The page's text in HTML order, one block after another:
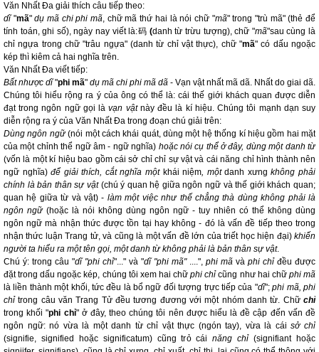
Văn Nhất Đa giải thích câu tiếp theo:
dĩ "mã"dụ mã chi phi mã, chữ mã thứ hai là nói chữ "mã" trong "trù mã" (thẻ để
tính toán, ghi số), ngày nay viết là:码 (danh từ trừu tượng), chữ "mã"sau cùng là
chỉ ngựa trong chữ "trâu ngựa" (danh từ chỉ vật thực), chữ "mã" có dấu ngoặc
kép thì kiêm cả hai nghĩa trên.
Văn Nhất Đa viết tiếp:
Bất nhược dĩ"phi mã" dụ mã chi phi mã dã - Vạn vật nhất mã dã. Nhất do giai dã.
Chúng tôi hiểu rộng ra ý của ông có thể là: cái thế giới khách quan được diễn
đạt trong ngôn ngữ gọi làvạn vậtnày đều là kí hiệu. Chúng tôi mạnh dạn suy
diễn rộng ra ý của Văn Nhất Đa trong đoạn chú giải trên:
Dùng ngôn ngữ(nói một cách khái quát, dùng một hệ thống kí hiệu gồm hai mặt
của một chỉnh thể ngữ âm - ngữ nghĩa) hoặc nói cụ thể ở đây, dùng một danh từ
(vốn là một kí hiệu bao gồm cái sở chỉ chỉ sự vật và cái năng chỉ hình thành nên
ngữ nghĩa)để giải thích, cắt nghĩa một khái niệm, mộtdanh xưng không phải
chính là bản thân sự vật(chú ý quan hệ giữa ngôn ngữ và thế giới khách quan;
quan hệ giữa từ và vật) - làm một việc như thế chẳng thà dùng không phải là
ngôn ngữ (hoặc là nói không dùng ngôn ngữ - tuy nhiên có thể không dùng
ngôn ngữ mà nhận thức được tồn tại hay không - đó là vấn đề tiếp theo trong
nhận thức luận Trang tử, và cũng là một vấn đề lớn của triết học hiện đại) khiến
người ta hiểu ra một tên gọi, một danh từ không phải là bản thân sự vật.
Chú ý: trong câu "dĩ "phi chỉ"..." và "dĩ "phi mã"....", phi mã và phi chỉđều được
đặt trong dấu ngoặc kép, chúng tôi xem hai chữphi chỉcũng như hai chữ phi mã
là liền thành một khối, tức đều là bổ ngữ đối tượng trực tiếp của "dĩ";phi mã, phi
chỉtrong câu văn Trang Tử đều tương đương với một nhóm danh từ. Chữ chỉ
trong khối "phi chỉ" ở đây, theo chúng tôi nên được hiểu là đề cập đến vấn đề
ngôn ngữ: nó vừa là một danh từ chỉ vật thực (ngón tay), vừa là cáisở chỉ
(signifie, signified hoặc significatum) cũng trỏ cáinăng chỉ(signifiant hoặc